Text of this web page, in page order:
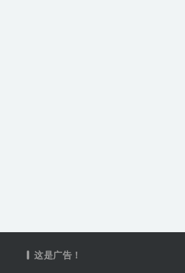
这是广告！